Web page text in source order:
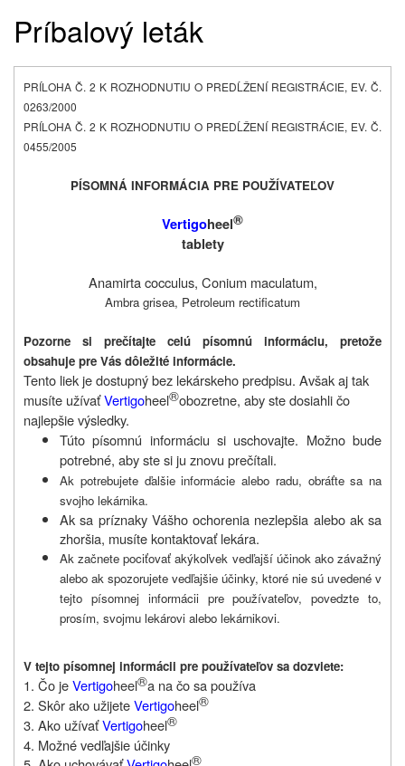
Príbalový leták
PRÍLOHA Č. 2 K ROZHODNUTIU O PREDĹŽENÍ REGISTRÁCIE, EV. Č.
0263/2000
PRÍLOHA Č. 2 K ROZHODNUTIU O PREDĹŽENÍ REGISTRÁCIE, EV. Č.
0455/2005
PÍSOMNÁ INFORMÁCIA PRE POUŽÍVATEĽOV
Vertigoheel®
tablety
Anamirta cocculus, Conium maculatum,
Ambra grisea, Petroleum rectificatum
Pozorne si prečítajte celú písomnú informáciu, pretože
obsahuje pre Vás dôležité informácie.
Tento liek je dostupný bez lekárskeho predpisu. Avšak aj tak
musíte užívaťVertigoheel®obozretne, aby ste dosiahli čo
najlepšie výsledky.
Túto písomnú informáciu si uschovajte. Možno bude
potrebné, aby ste si ju znovu prečítali.
Ak potrebujete ďalšie informácie alebo radu, obráťte sa na
svojho lekárnika.
Ak sa príznaky Vášho ochorenia nezlepšia alebo ak sa
zhoršia, musíte kontaktovať lekára.
Ak začnete pociťovať akýkoľvek vedľajší účinok ako závažný
alebo ak spozorujete vedľajšie účinky, ktoré nie sú uvedené v
tejto písomnej informácii pre používateľov, povedzte to,
prosím, svojmu lekárovi alebo lekárnikovi.
V tejto písomnej informácii pre používateľov sa dozviete:
1. Čo jeVertigoheel®a na čo sa používa
2. Skôr ako užijeteVertigoheel®
3. Ako užívaťVertigoheel®
4. Možné vedľajšie účinky
®